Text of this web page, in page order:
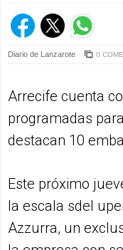
Diario de Lanzarote 0
Arrecife cuenta
programadas
destacan 10
Este próximo
la escala sdel
Azzurra, un